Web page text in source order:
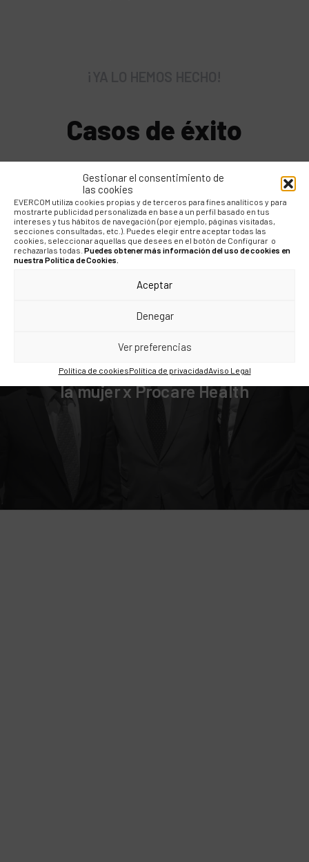
Gestionar el consentimiento de
las cookies
EVERCOM utiliza cookies propias y de terceros para fines analíticos y para
mostrarte publicidad personalizada en base a un perfil basado en tus
intereses y tus hábitos de navegación (por ejemplo, páginas visitadas,
secciones consultadas, etc.). Puedes elegir entre aceptar todas las
cookies, seleccionar aquellas que desees en el botón de Configurar o
rechazarlas todas. Puedes obtener más información del uso de cookies en
nuestra Política de Cookies.
Aceptar
Denegar
Ver preferencias
Política de cookiesPolítica de privacidadAviso Legal
Casos de éxito
farmacéutico dirigido a la
la mujer x Procare Health